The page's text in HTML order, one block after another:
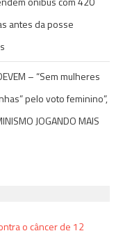
antes da posse
– “Sem mulheres
pelo voto feminino”,
JOGANDO MAIS
o câncer de 12